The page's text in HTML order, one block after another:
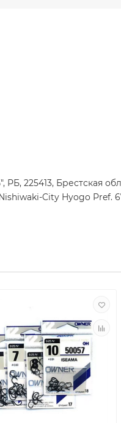
225413, Брестская
City Hyogo Pref.